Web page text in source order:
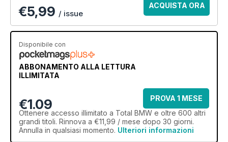
€5,99 / issue
ACQUISTA ORA
Disponibile con
ABBONAMENTO ALLA LETTURA
ILLIMITATA
€1.09
PROVA 1 MESE
Ottenere accesso illimitato a Total BMW e oltre 600 altri
grandi titoli. Rinnova a €11,99 / mese dopo 30 giorni.
Annulla in qualsiasi momento. Ulteriori informazioni